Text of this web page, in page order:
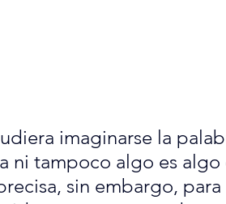
imaginarse la
ni tampoco algo es
sin embargo,